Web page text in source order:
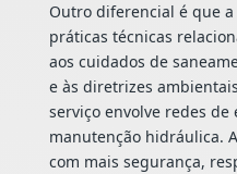
Outro diferencial é que a
práticas técnicas
aos cuidados de
e às diretrizes
serviço envolve redes
manutenção hidráulica.
com mais segurança,